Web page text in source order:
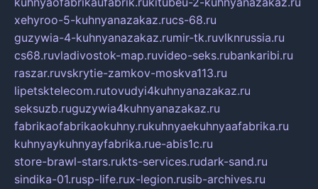
xehyroo-5-kuhnyanazakaz.rucs-68.ru
guzywia-4-kuhnyanazakaz.rumir-tk.ruvlknrussia.ru
cs68.ruvladivostok-map.ruvideo-seks.rubankaribi.ru
raszar.ruvskrytie-zamkov-moskva113.ru
lipetsktelecom.rutovudyi4kuhnyanazakaz.ru
seksuzb.ruguzywia4kuhnyanazakaz.ru
fabrikaofabrikaokuhny.rukuhnyaekuhnyaafabrika.ru
kuhnyaykuhnyayfabrika.rue-abis1c.ru
store-brawl-stars.rukts-services.rudark-sand.ru
sindika-01.rusp-life.rux-legion.rusib-archives.ru